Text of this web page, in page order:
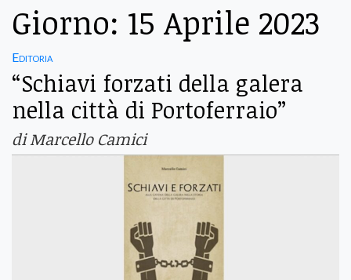
Giorno: 15 Aprile 2023
Editoria
“Schiavi forzati della galera
nella città di Portoferraio”
di Marcello Camici